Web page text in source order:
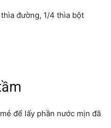
đường, 1/4 thìa bột
để lấy phần nước mịn đã